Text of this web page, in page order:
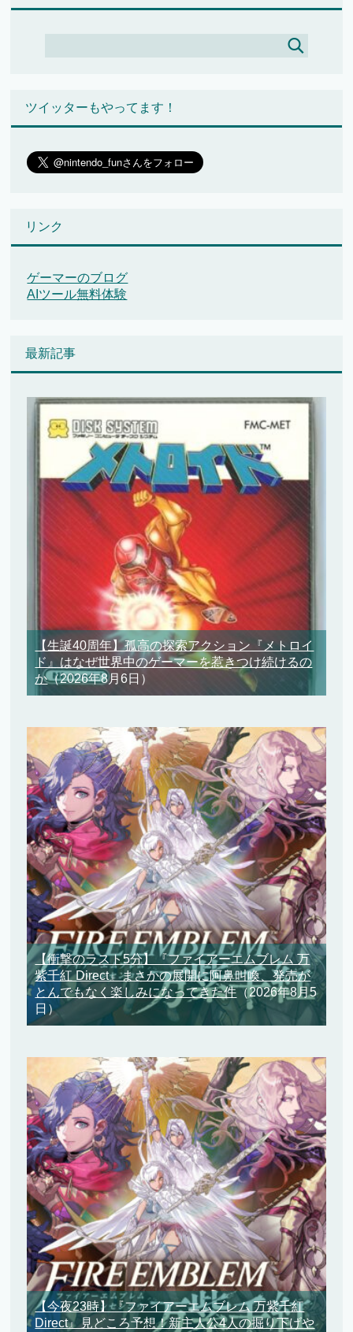
ツイッターもやってます！
リンク
ゲーマーのブログ
AIツール無料体験
最新記事
【生誕40周年】孤高の探索アクション『メトロイ
ド』はなぜ世界中のゲーマーを惹きつけ続けるの
か（2026年8月6日）
【衝撃のラスト5分】『ファイアーエムブレム 万
紫千紅 Direct』まさかの展開に阿鼻叫喚、発売が
とんでもなく楽しみになってきた件（2026年8月5
日）
【今夜23時】『ファイアーエムブレム 万紫千紅
Direct』見どころ予想！新主人公4人の掘り下げや